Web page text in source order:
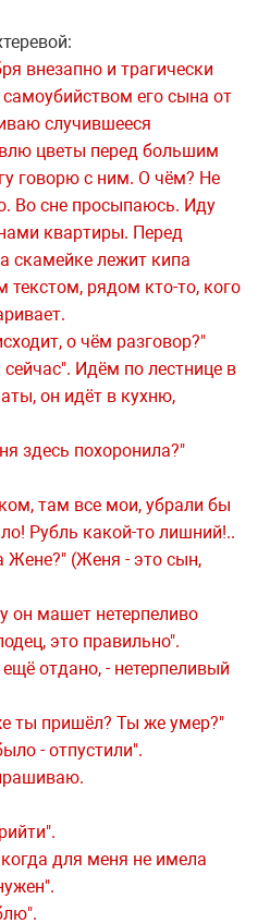
внезапно и трагически
его сына от
случившееся
цветы перед большим
говорю с ним. О чём? Не
Во сне просыпаюсь. Иду
квартиры. Перед
скамейке лежит кипа
рядом кто-то, кого
о чём разговор?"
Идём по лестнице в
он идёт в кухню,
здесь похоронила?"
там все мои, убрали бы
Рубль какой-то лишний!..
Жене?" (Женя - это сын,
он машет нетерпеливо
это правильно".
отдано, - нетерпеливый
ты пришёл? Ты же умер?"
- отпустили".
для меня не имела